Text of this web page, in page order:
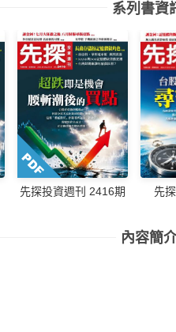
系列書資
先探投資週刊 2416期 先
內容簡